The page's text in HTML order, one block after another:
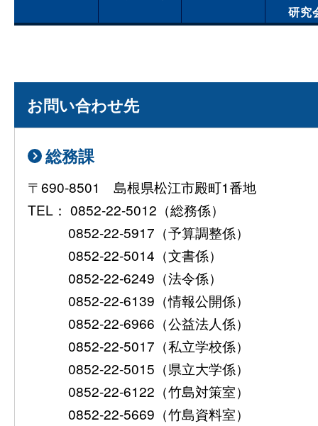
研究
お問い合わせ先
総務課
〒690-8501 島根県松江市殿町1番地
TEL： 0852-22-5012（総務係）
0852-22-5917（予算調整係）
0852-22-5014（文書係）
0852-22-6249（法令係）
0852-22-6139（情報公開係）
0852-22-6966（公益法人係）
0852-22-5017（私立学校係）
0852-22-5015（県立大学係）
0852-22-6122（竹島対策室）
0852-22-5669（竹島資料室）